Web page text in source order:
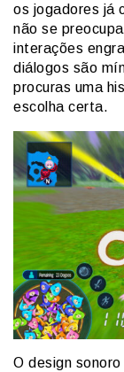
os jogadores já
não se
interações
diálogos são
procuras uma
escolha certa.
O design